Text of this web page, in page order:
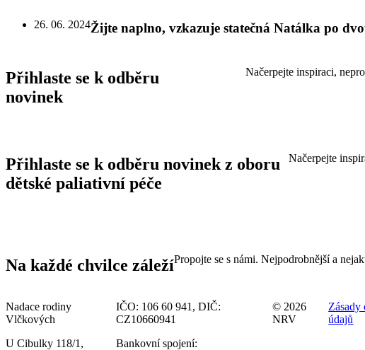
26. 06. 2024Žijte naplno, vzkazuje statečná Natálka po
Přihlaste se k odběru
novinek
Načerpejte inspiraci,
Přihlaste se k odběru novinek z oboru
dětské paliativní péče
Načerpejte
Na každé chvilce záležíPropojte se s námi. Nejpodrobnější a
Nadace rodiny
Vlčkových
U Cibulky 118/1,
IČO: 106 60 941, DIČ:
CZ10660941
Bankovní spojení:
© 2026
NRV
Zásady
údajů